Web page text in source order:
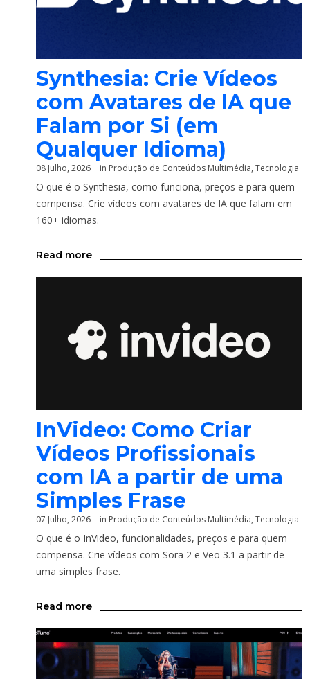
Synthesia: Crie Vídeos
com Avatares de IA que
Falam por Si (em
Qualquer Idioma)
08 Julho, 2026 in Produção de Conteúdos Multimédia, Tecnologia
O que é o Synthesia, como funciona, preços e para quem
compensa. Crie vídeos com avatares de IA que falam em
160+ idiomas.
Read more
InVideo: Como Criar
Vídeos Profissionais
com IA a partir de uma
Simples Frase
07 Julho, 2026 in Produção de Conteúdos Multimédia, Tecnologia
O que é o InVideo, funcionalidades, preços e para quem
compensa. Crie vídeos com Sora 2 e Veo 3.1 a partir de
uma simples frase.
Read more